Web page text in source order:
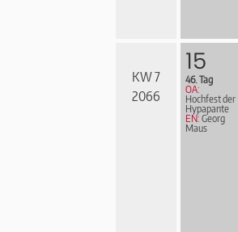
KW 7
2066
15
46. Tag
OA:
Hochfest der
Hypapante
EN: Georg
Maus